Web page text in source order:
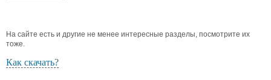
На сайте есть и другие не менее интересные разделы, посмотрите их
тоже.
Как скачать?